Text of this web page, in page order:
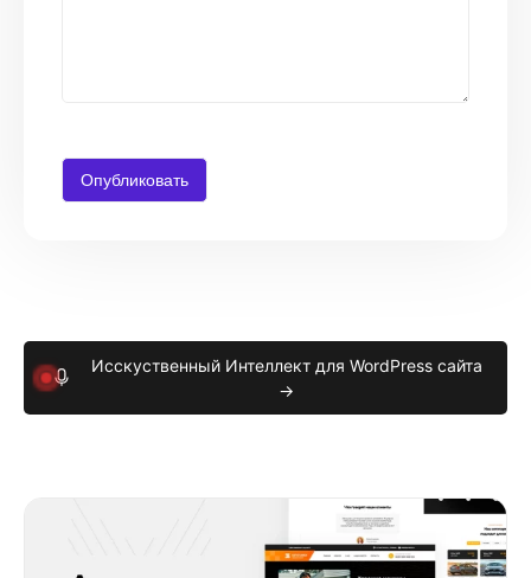
Исскуственный Интеллект для WordPress сайта
→